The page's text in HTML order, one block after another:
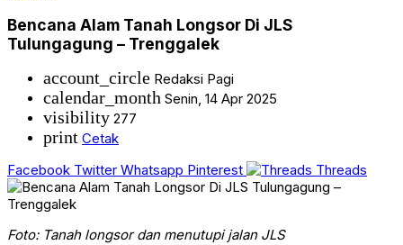
Bencana Alam Tanah Longsor Di JLS
Tulungagung – Trenggalek
account_circle Redaksi Pagi
calendar_month Senin, 14 Apr 2025
visibility 277
print Cetak
Facebook Twitter Whatsapp Pinterest Threads
Foto: Tanah longsor dan menutupi jalan JLS